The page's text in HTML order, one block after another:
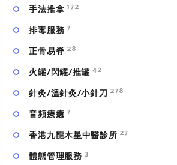
手法推拿 172
排毒服務 7
正骨易脊 28
火罐/閃罐/推罐 42
針灸/溫針灸/小針刀 278
⾳頻療癒 7
香港九龍木星中醫診所 27
體態管理服務 3